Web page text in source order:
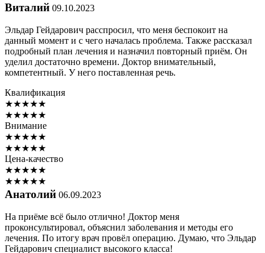
Виталий 09.10.2023
Эльдар Гейдарович расспросил, что меня беспокоит на
данный момент и с чего началась проблема. Также рассказал
подробный план лечения и назначил повторный приём. Он
уделил достаточно времени. Доктор внимательный,
компетентный. У него поставленная речь.
Квалификация
★★★★★
★★★★★
Внимание
★★★★★
★★★★★
Цена-качество
★★★★★
★★★★★
Анатолий 06.09.2023
На приёме всё было отлично! Доктор меня
проконсультировал, объяснил заболевания и методы его
лечения. По итогу врач провёл операцию. Думаю, что Эльдар
Гейдарович специалист высокого класса!